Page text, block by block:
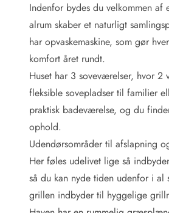
Vejret i Danmark
Sæsontider
Baderegler
Naturbeskyttelse
Webcam
Fotokonkurrence
Fordele hos os
Esmark Rejsecurity
Esmark KidsVIP
Esmark VIP: Fordele og rabataftaler
Prisgaranti
Ingen depositum
Gæsteanmeldelser
Indenfor bydes du velkommen
alrum skaber et naturligt
har opvaskemaskine, som gør
komfort året rundt.
Huset har 3 soveværelser, hvor
fleksible sovepladser til familier
praktisk badeværelse, og du
ophold.
Udendørsområder til afslapning
Her føles udelivet lige så
så du kan nyde tiden udenfor i al
grillen indbyder til hyggelige